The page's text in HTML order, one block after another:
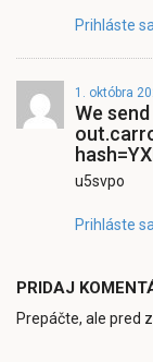
Prihláste
1. októbra
We
u5svpo
Prihláste
PRIDAJ
Prepáčte, ale pred